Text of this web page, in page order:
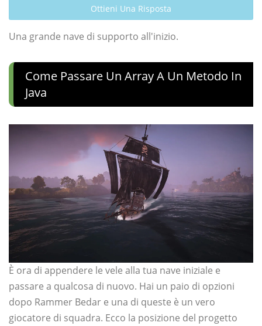
Ottieni Una Risposta
Una grande nave di supporto all'inizio.
Come Passare Un Array A Un Metodo In
Java
È ora di appendere le vele alla tua nave iniziale e
passare a qualcosa di nuovo. Hai un paio di opzioni
dopo Rammer Bedar e una di queste è un vero
giocatore di squadra. Ecco la posizione del progetto